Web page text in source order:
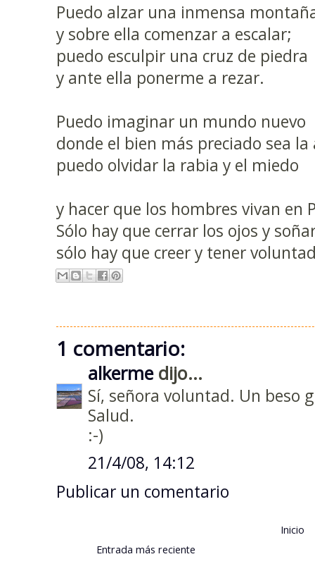
Puedo alzar una inmensa
y sobre ella comenzar a escalar;
puedo esculpir una cruz de piedra
y ante ella ponerme a rezar.
Puedo imaginar un mundo nuevo
donde el bien más preciado sea
puedo olvidar la rabia y el miedo
y hacer que los hombres vivan en
Sólo hay que cerrar los ojos y
sólo hay que creer y tener
1 comentario:
alkermedijo...
Sí, señora voluntad. Un beso
Salud.
:-)
21/4/08, 14:12
Publicar un comentario
Entrada más reciente
Inicio